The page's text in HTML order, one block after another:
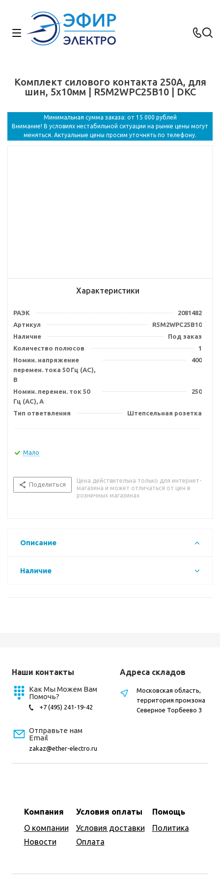
Комплект силового контакта 250А, для
шин, 5х10мм | R5M2WPC25B10 | DKC
Минимальная сумма заказа: от 15 000 рублей
Внимание! В условиях нестабильной ситуации на рынке цены могут
меняться. Актуальные цены просим уточнять по телефону.
Характеристики
РАЭК
2081482
Артикул
R5M2WPC25B10
Наличие
Под заказ
Количество полюсов
1
Номин. напряжение
перемен. тока 50 Гц (AC),
В
400
Номин. перемен. ток 50
Гц (AC), А
250
Тип ответвления Штепсельная розетка
Мало
Поделиться
Цена действительна только для интернет-
магазина и может отличаться от цен в
розничных магазинах
Описание
Наличие
Наши контакты
Как Мы Можем Вам
Помочь?
+7 (495) 241-19-42
Отправьте нам
Email
zakaz@ether-electro.ru
Компания
О компании
Новости
Условия оплаты
Условия доставки
Оплата
Помощь
Политика
Адреса складов
Московская область,
территория промзона
Северное Торбеево 3